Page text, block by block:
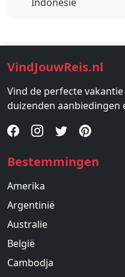
VindJouwReis.nl
Vind de perfecte
duizenden aanbiedingen
Bestemmingen
Amerika
Argentinië
Australie
België
Cambodja